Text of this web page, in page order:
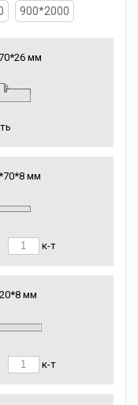
900*2000
мм
мм
к-т
мм
к-т